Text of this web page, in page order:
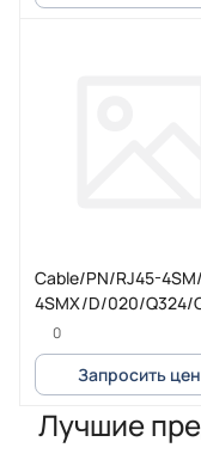
Cable/PN/RJ45-
4SMX/D/020/Q324/
0
Запросить
Лучшие